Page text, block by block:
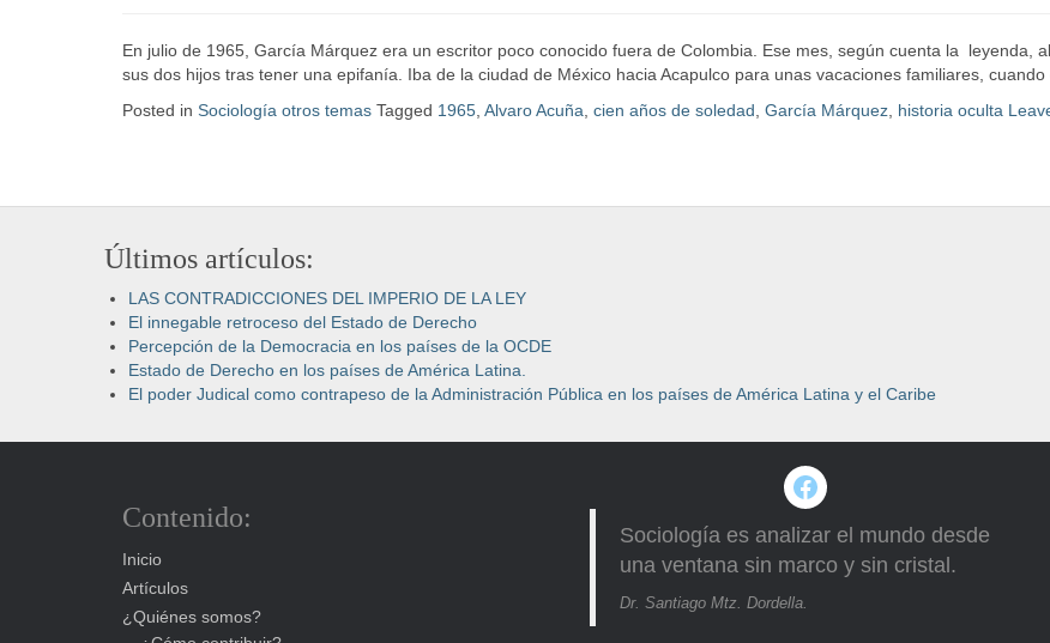
En julio de 1965, García Márquez era un escritor poco conocido fuera de Colombia. Ese mes, según cuenta la leyenda,
sus dos hijos tras tener una epifanía. Iba de la ciudad de México hacia Acapulco para unas vacaciones familiares,
Posted in Sociología otros temas Tagged 1965 Alvaro Acuña cien años de soledad García Márquez historia oculta
Últimos artículos:
LAS CONTRADICCIONES DEL IMPERIO DE LA LEY
El innegable retroceso del Estado de Derecho
Percepción de la Democracia en los países de la OCDE
Estado de Derecho en los países de América Latina.
El poder Judical como contrapeso de la Administración Pública en los países de América Latina y el Caribe
Contenido:
Inicio
Artículos
¿Quiénes somos?
Facebook
Sociología es analizar el mundo desde
una ventana sin marco y sin cristal.
Dr. Santiago Mtz. Dordella.